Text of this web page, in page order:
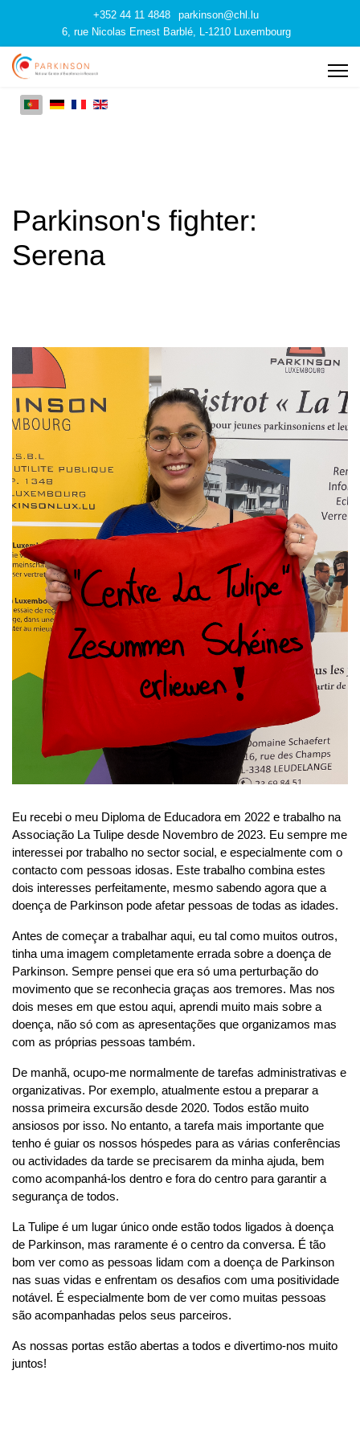
+352 44 11 4848
parkinson@chl.lu
6, rue Nicolas Ernest Barblé, L-1210 Luxembourg
Parkinson's fighter:
Serena
Eu recebi o meu Diploma de Educadora em 2022 e trabalho na
Associação La Tulipe desde Novembro de 2023. Eu sempre me
interessei por trabalho no sector social, e especialmente com o
contacto com pessoas idosas. Este trabalho combina estes
dois interesses perfeitamente, mesmo sabendo agora que a
doença de Parkinson pode afetar pessoas de todas as idades.
Antes de começar a trabalhar aqui, eu tal como muitos outros,
tinha uma imagem completamente errada sobre a doença de
Parkinson. Sempre pensei que era só uma perturbação do
movimento que se reconhecia graças aos tremores. Mas nos
dois meses em que estou aqui, aprendi muito mais sobre a
doença, não só com as apresentações que organizamos mas
com as próprias pessoas também.
De manhã, ocupo-me normalmente de tarefas administrativas e
organizativas. Por exemplo, atualmente estou a preparar a
nossa primeira excursão desde 2020. Todos estão muito
ansiosos por isso. No entanto, a tarefa mais importante que
tenho é guiar os nossos hóspedes para as várias conferências
ou actividades da tarde se precisarem da minha ajuda, bem
como acompanhá-los dentro e fora do centro para garantir a
segurança de todos.
La Tulipe é um lugar único onde estão todos ligados à doença
de Parkinson, mas raramente é o centro da conversa. É tão
bom ver como as pessoas lidam com a doença de Parkinson
nas suas vidas e enfrentam os desafios com uma positividade
notável. É especialmente bom de ver como muitas pessoas
são acompanhadas pelos seus parceiros.
As nossas portas estão abertas a todos e divertimo-nos muito
juntos!